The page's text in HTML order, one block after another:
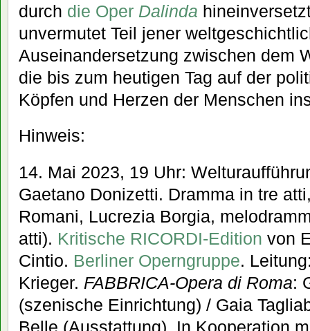
durch die Oper Dalinda
unvermutet Teil jener
Auseinandersetzung zwischen dem
die bis zum heutigen Tag auf der
Köpfen und Herzen der Menschen
Hinweis:
14. Mai 2023, 19 Uhr:
Gaetano Donizetti. Dramma in tre
Romani, Lucrezia Borgia,
atti). Kritische RICORDI-Edition von
Cintio. Berliner Operngruppe.
Krieger. FABBRICA-Opera di Roma:
(szenische Einrichtung) / Gaia
Belle (Ausstattung)‍. In Kooperation